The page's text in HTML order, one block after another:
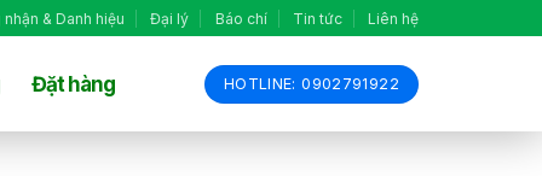
& Danh hiệu Đại lý Báo chí Tin tức Liên hệ
Đặt hàng HOTLINE: 0902791922